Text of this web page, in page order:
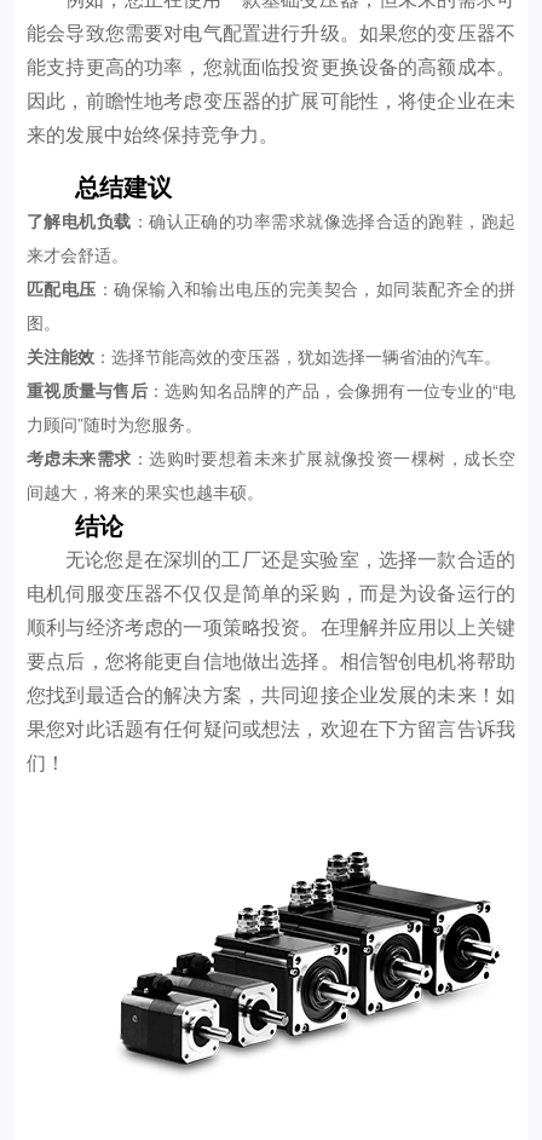
能会导致您需要对电气配置进行升级。如果您的变压器不
能支持更高的功率，您就面临投资更换设备的高额成本。
因此，前瞻性地考虑变压器的扩展可能性，将使企业在未
来的发展中始终保持竞争力。
总结建议
了解电机负载 ：确认正确的功率需求就像选择合适的跑鞋，跑起
来才会舒适。
匹配电压 ：确保输入和输出电压的完美契合，如同装配齐全的拼
图。
关注能效 ：选择节能高效的变压器，犹如选择一辆省油的汽车。
重视质量与售后：选购知名品牌的产品，会像拥有一位专业的“电
力顾问”随时为您服务。
考虑未来需求 ：选购时要想着未来扩展就像投资一棵树，成长空
间越大，将来的果实也越丰硕。
结论
无论您是在深圳的工厂还是实验室，选择一款合适的
电机伺服变压器不仅仅是简单的采购，而是为设备运行的
顺利与经济考虑的一项策略投资。在理解并应用以上关键
要点后，您将能更自信地做出选择。相信智创电机将帮助
您找到最适合的解决方案，共同迎接企业发展的未来！如
果您对此话题有任何疑问或想法，欢迎在下方留言告诉我
们！